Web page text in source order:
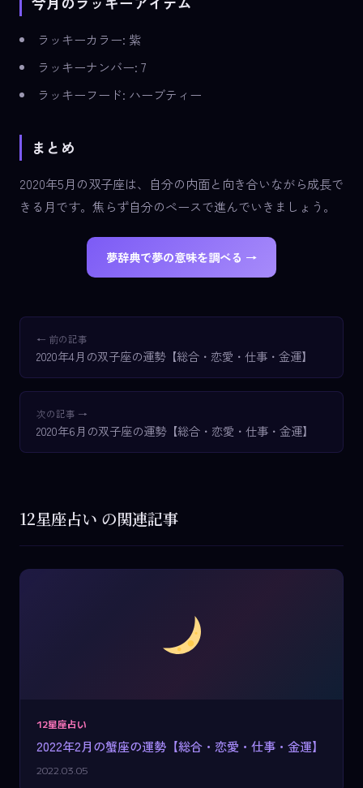
ラッキーカラー: 紫
ラッキーナンバー: 7
ラッキーフード: ハーブティー
まとめ
2020年5月の双子座は、自分の内面と向き合いながら成長で
きる月です。焦らず自分のペースで進んでいきましょう。
夢辞典で夢の意味を調べる →
← 前の記事
2020年4月の双子座の運勢【総合・恋愛・仕事・金運】
次の記事 →
2020年6月の双子座の運勢【総合・恋愛・仕事・金運】
12星座占い の関連記事
12星座占い
2022年2月の蟹座の運勢【総合・恋愛・仕事・金運】
2022.03.05